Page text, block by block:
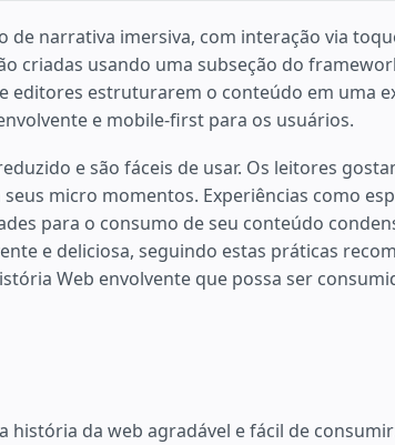
de narrativa imersiva, com interação via
criadas usando uma subseção do
editores estruturarem o conteúdo em uma
e mobile-first para os usuários.
e são fáceis de usar. Os leitores
micro momentos. Experiências como
para o consumo de seu conteúdo
e deliciosa, seguindo estas práticas
Web envolvente que possa ser
história da web agradável e fácil de